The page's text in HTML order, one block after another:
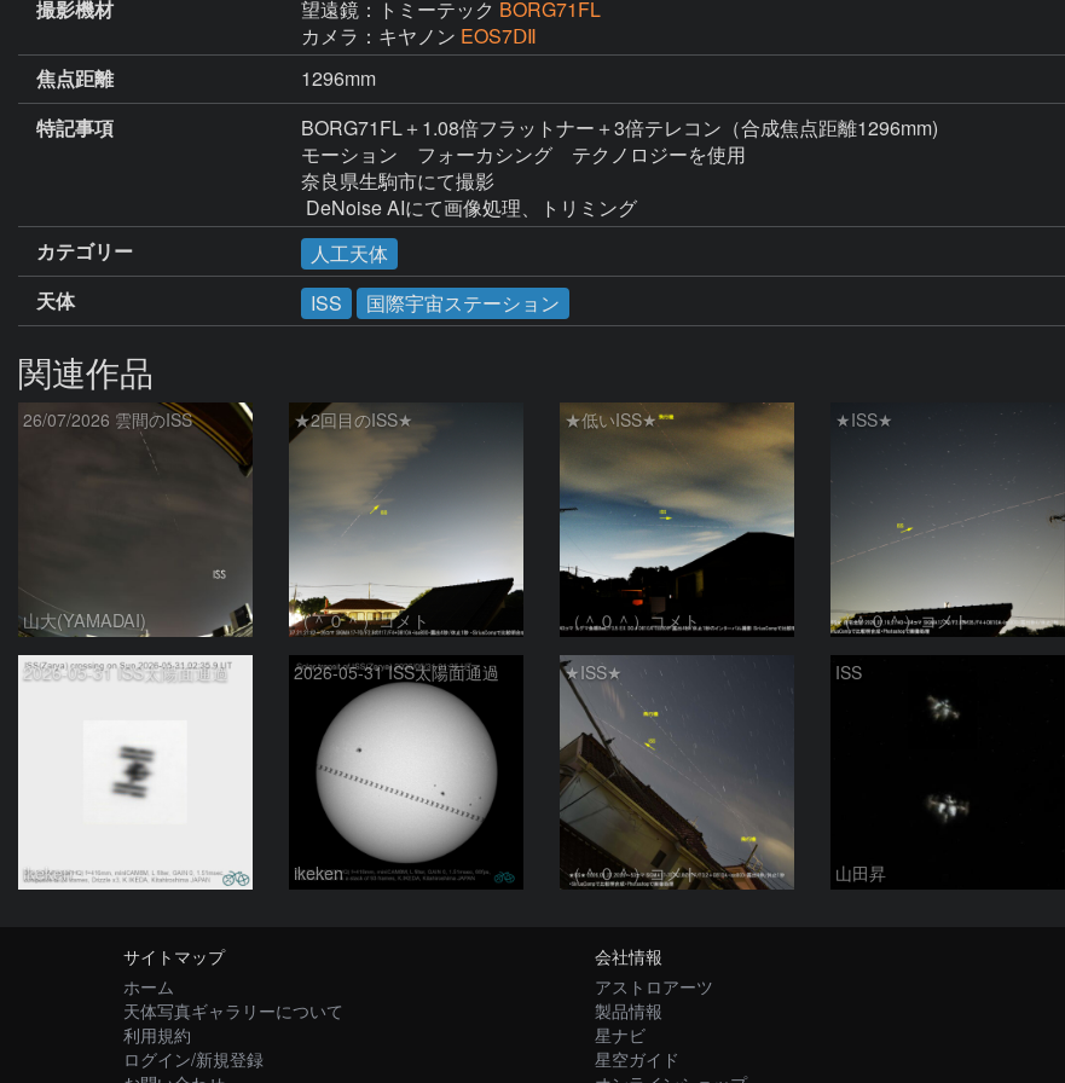
撮影機材 望遠鏡：トミーテック BORG71FL
カメラ：キヤノン EOS7ⅮⅡ
焦点距離
1296mm
特記事項
BORG71FL＋1.08倍フラットナー＋3倍テレコン（合成焦点距離1296mm)
モーション　フォーカシング　テクノロジーを使用
奈良県生駒市にて撮影
DeNoise AIにて画像処理、トリミング
カテゴリー
人工天体
天体
ISS 国際宇宙ステーション
関連作品
26/07/2026 雲間のISS
山大(YAMADAI)
★2回目のISS★
（＾０＾）コメト
★低いISS★
（＾０＾）コメト
★ISS★
（＾０＾）コメト
2026-05-31 ISS太陽面通過
ikeken
2026-05-31 ISS太陽面通過
ikeken
★ISS★
（＾０＾）コメト
ISS
山田昇
サイトマップ
ホーム
天体写真ギャラリーについて
利用規約
ログイン/新規登録
会社情報
アストロアーツ
製品情報
星ナビ
星空ガイド